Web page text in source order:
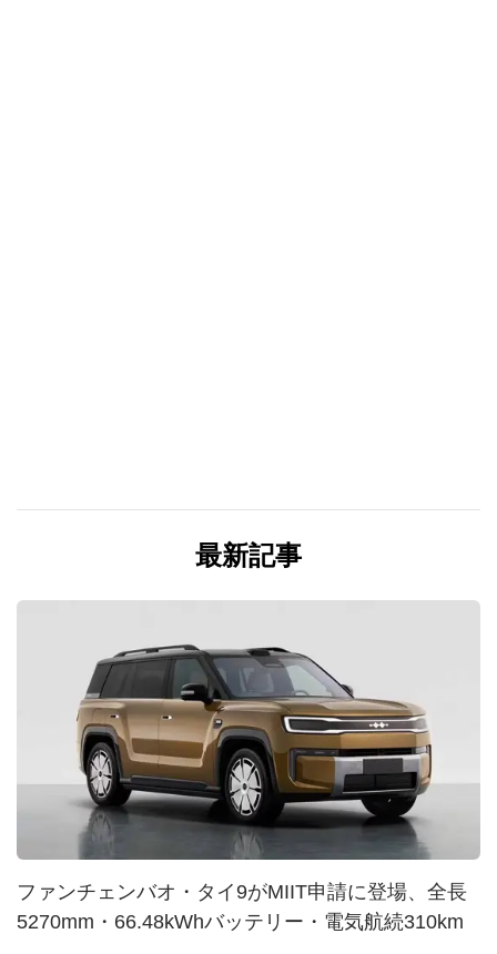
最新記事
ファンチェンバオ・タイ9がMIIT申請に登場、全長
5270mm・66.48kWhバッテリー・電気航続310km